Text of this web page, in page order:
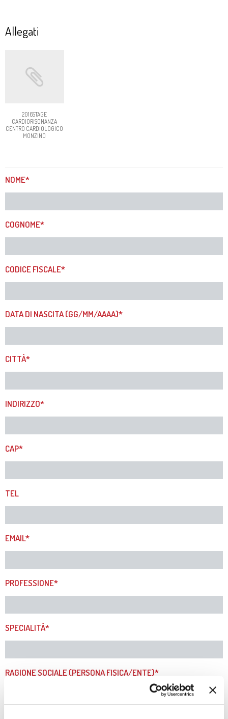
Allegati
2016STAGE
CARDIORISONANZA
CENTRO CARDIOLOGICO
MONZINO
NOME*
COGNOME*
CODICE FISCALE*
DATA DI NASCITA (GG/MM/AAAA)*
CITTÀ*
INDIRIZZO*
CAP*
TEL
EMAIL*
PROFESSIONE*
SPECIALITÀ*
RAGIONE SOCIALE (PERSONA FISICA/ENTE)*